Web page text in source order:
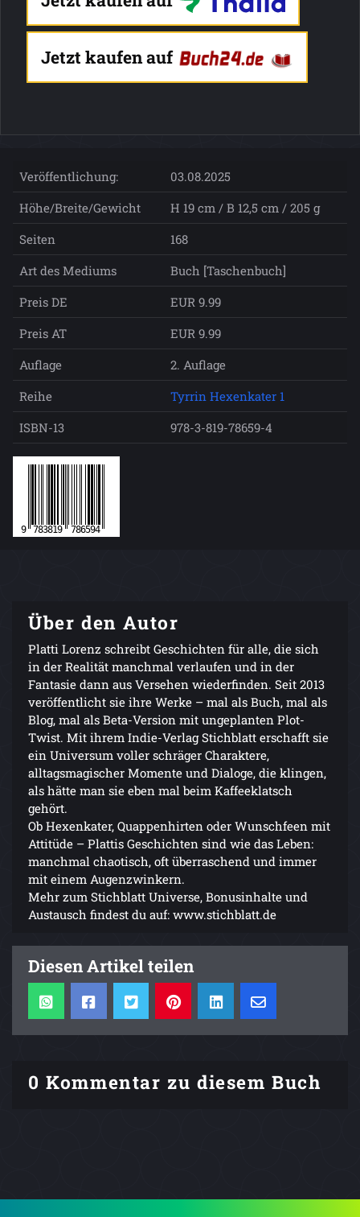
Jetzt kaufen auf
Veröffentlichung:
03.08.2025
Höhe/Breite/Gewicht
H 19 cm / B 12,5 cm / 205 g
Seiten
168
Art des Mediums
Buch [Taschenbuch]
Preis DE
EUR 9.99
Preis AT
EUR 9.99
Auflage
2. Auflage
Reihe
Tyrrin Hexenkater 1
ISBN-13
978-3-819-78659-4
Über den Autor
Platti Lorenz schreibt Geschichten für alle, die sich
in der Realität manchmal verlaufen und in der
Fantasie dann aus Versehen wiederfinden. Seit 2013
veröffentlicht sie ihre Werke – mal als Buch, mal als
Blog, mal als Beta-Version mit ungeplanten Plot-
Twist. Mit ihrem Indie-Verlag Stichblatt erschafft sie
ein Universum voller schräger Charaktere,
alltagsmagischer Momente und Dialoge, die klingen,
als hätte man sie eben mal beim Kaffeeklatsch
gehört.
Ob Hexenkater, Quappenhirten oder Wunschfeen mit
Attitüde – Plattis Geschichten sind wie das Leben:
manchmal chaotisch, oft überraschend und immer
mit einem Augenzwinkern.
Mehr zum Stichblatt Universe, Bonusinhalte und
Austausch findest du auf: www.stichblatt.de
Diesen Artikel teilen
0 Kommentar zu diesem Buch